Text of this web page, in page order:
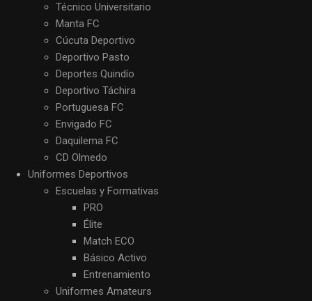
Técnico Universitario
Manta FC
Cúcuta Deportivo
Deportivo Pasto
Deportes Quindío
Deportivo Táchira
Portuguesa FC
Envigado FC
Daquilema FC
CD Olmedo
Uniformes Deportivos
Escuelas y Formativas
PRO
Élite
Match ECO
Básico Activo
Entrenamiento
Uniformes Amateurs